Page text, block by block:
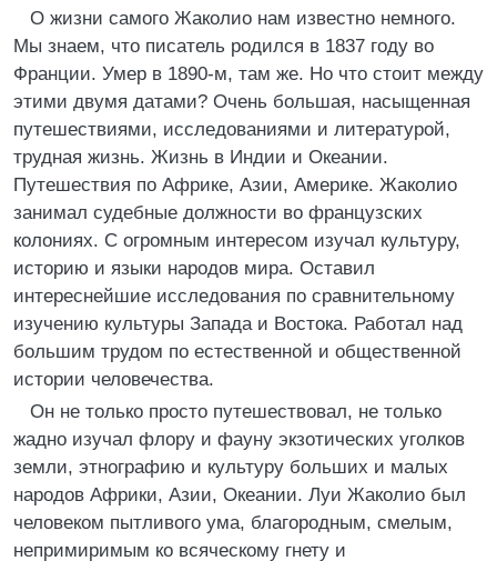
О жизни самого Жаколио нам известно немного.
Мы знаем, что писатель родился в 1837 году во
Франции. Умер в 1890-м, там же. Но что стоит между
этими двумя датами? Очень большая, насыщенная
путешествиями, исследованиями и литературой,
трудная жизнь. Жизнь в Индии и Океании.
Путешествия по Африке, Азии, Америке. Жаколио
занимал судебные должности во французских
колониях. С огромным интересом изучал культуру,
историю и языки народов мира. Оставил
интереснейшие исследования по сравнительному
изучению культуры Запада и Востока. Работал над
большим трудом по естественной и общественной
истории человечества.
Он не только просто путешествовал, не только
жадно изучал флору и фауну экзотических уголков
земли, этнографию и культуру больших и малых
народов Африки, Азии, Океании. Луи Жаколио был
человеком пытливого ума, благородным, смелым,
непримиримым ко всяческому гнету и